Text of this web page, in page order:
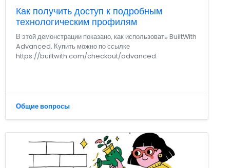
Как получить доступ к подробным
технологическим профилям
В этой демонстрации показано, как использовать BuiltWith
Advanced. Купить можно по ссылке
https://builtwith.com/checkout/advanced.
Общие вопросы